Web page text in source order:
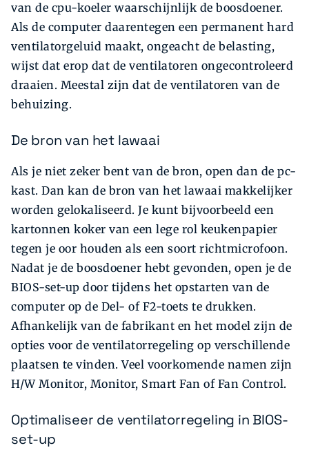
van de cpu-koeler waarschijnlijk de boosdoener.
Als de computer daarentegen een permanent hard
ventilatorgeluid maakt, ongeacht de belasting,
wijst dat erop dat de ventilatoren ongecontroleerd
draaien. Meestal zijn dat de ventilatoren van de
behuizing.
De bron van het lawaai
Als je niet zeker bent van de bron, open dan de pc-
kast. Dan kan de bron van het lawaai makkelijker
worden gelokaliseerd. Je kunt bijvoorbeeld een
kartonnen koker van een lege rol keukenpapier
tegen je oor houden als een soort richtmicrofoon.
Nadat je de boosdoener hebt gevonden, open je de
BIOS-set-up door tijdens het opstarten van de
computer op de Del- of F2-toets te drukken.
Afhankelijk van de fabrikant en het model zijn de
opties voor de ventilatorregeling op verschillende
plaatsen te vinden. Veel voorkomende namen zijn
H/W Monitor, Monitor, Smart Fan of Fan Control.
Optimaliseer de ventilatorregeling in BIOS-
set-up